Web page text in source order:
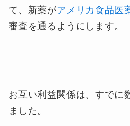
て、新薬がアメリカ食品医
審査を通るようにします。
お互い利益関係は、すでに
ました。